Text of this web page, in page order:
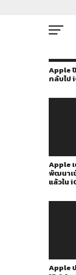
Apple
กลับไป
Apple
พัฒนาเ
แล้วใน
Apple